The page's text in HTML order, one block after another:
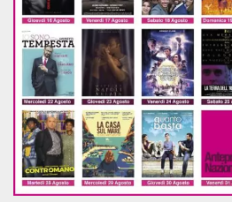
wordpress_test_cookie
Automattic
Inc.
.oooh.events
PHPSESSID
PHP.net
oooh.events